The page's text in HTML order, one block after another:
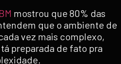
mostrou que 80% das
que o ambiente de
vez mais complexo,
preparada de fato pra